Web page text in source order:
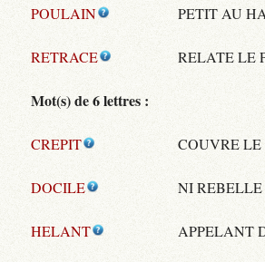
POULAIN PETIT AU
RETRACE RELATE LE
Mot(s) de 6 lettres :
CREPIT COUVRE
DOCILE NI
HELANT APPELANT